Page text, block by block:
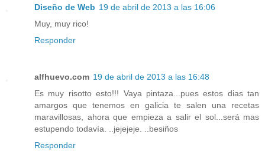
Diseño de Web 19 de abril de 2013 a las 16:06
Muy, muy rico!
Responder
alfhuevo.com 19 de abril de 2013 a las 16:48
Es muy risotto esto!!! Vaya pintaza...pues estos dias tan
amargos que tenemos en galicia te salen una recetas
maravillosas, ahora que empieza a salir el sol...será mas
estupendo todavía. ..jejejeje. ..besiños
Responder